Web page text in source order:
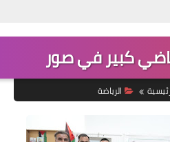
كبير في صور
الرياضة